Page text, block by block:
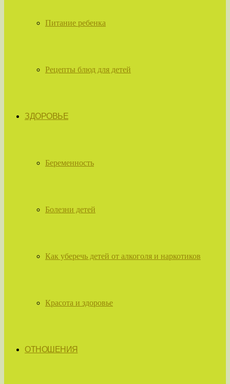
Питание ребенка
Рецепты блюд для детей
ЗДОРОВЬЕ
Беременность
Болезни детей
Как уберечь детей от алкоголя и наркотиков
Красота и здоровье
ОТНОШЕНИЯ